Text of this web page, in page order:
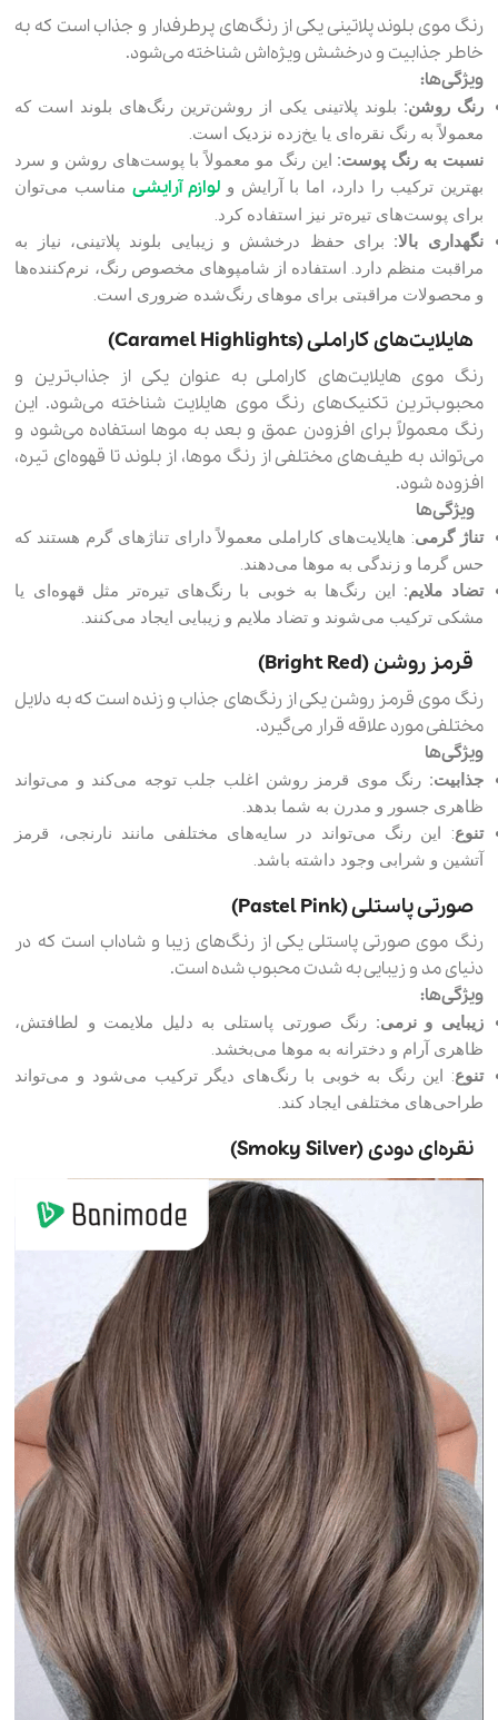
رنگ موی بلوند پلاتینی یکی از رنگ‌های پرطرفدار و جذاب است که به
خاطر جذابیت و درخشش ویژه‌اش شناخته می‌شود.
ویژگی‌ها:
رنگ روشن:بلوند پلاتینی یکی از روشن‌ترین رنگ‌های بلوند است که
معمولاً به رنگ نقره‌ای یا یخ‌زده نزدیک است.
نسبت به رنگ پوست:این رنگ مو معمولاً با پوست‌های روشن و سرد
بهترین ترکیب را دارد، اما با آرایش و لوازم آرایشیمناسب می‌توان
برای پوست‌های تیره‌تر نیز استفاده کرد.
نگهداری بالا:برای حفظ درخشش و زیبایی بلوند پلاتینی، نیاز به
مراقبت منظم دارد. استفاده از شامپوهای مخصوص رنگ، نرم‌کننده‌ها
و محصولات مراقبتی برای موهای رنگ‌شده ضروری است.
هایلایت‌های کاراملی (Caramel Highlights)
رنگ موی هایلایت‌های کاراملی به عنوان یکی از جذاب‌ترین و
محبوب‌ترین تکنیک‌های رنگ موی هایلایت شناخته می‌شود. این
رنگ معمولاً برای افزودن عمق و بعد به موها استفاده می‌شود و
می‌تواند به طیف‌های مختلفی از رنگ موها، از بلوند تا قهوه‌ای تیره،
افزوده شود.
ویژگی‌ها
تناژ گرمی: هایلایت‌های کاراملی معمولاً دارای تناژهای گرم هستند که
حس گرما و زندگی به موها می‌دهند.
تضاد ملایم:این رنگ‌ها به خوبی با رنگ‌های تیره‌تر مثل قهوه‌ای یا
مشکی ترکیب می‌شوند و تضاد ملایم و زیبایی ایجاد می‌کنند.
قرمز روشن (Bright Red)
رنگ موی قرمز روشن یکی از رنگ‌های جذاب و زنده است که به دلایل
مختلفی مورد علاقه قرار می‌گیرد.
ویژگی‌ها
جذابیت:رنگ موی قرمز روشن اغلب جلب توجه می‌کند و می‌تواند
ظاهری جسور و مدرن به شما بدهد.
تنوع: این رنگ می‌تواند در سایه‌های مختلفی مانند نارنجی، قرمز
آتشین و شرابی وجود داشته باشد.
صورتی پاستلی (Pastel Pink)
رنگ موی صورتی پاستلی یکی از رنگ‌های زیبا و شاداب است که در
دنیای مد و زیبایی به شدت محبوب شده است.
ویژگی‌ها:
زیبایی و نرمی:رنگ صورتی پاستلی به دلیل ملایمت و لطافتش،
ظاهری آرام و دخترانه به موها می‌بخشد.
تنوع: این رنگ به خوبی با رنگ‌های دیگر ترکیب می‌شود و می‌تواند
طراحی‌های مختلفی ایجاد کند.
نقره‌ای دودی (Smoky Silver)